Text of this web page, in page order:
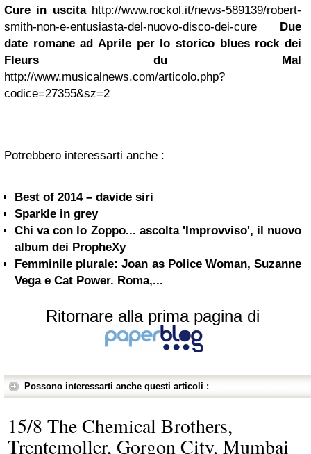
Cure in uscita http://www.rockol.it/news-589139/robert-
smith-non-e-entusiasta-del-nuovo-disco-dei-cure
Due
date romane ad Aprile per lo storico blues rock dei
Fleurs du Mal
http://www.musicalnews.com/articolo.php?
codice=27355&sz=2
Potrebbero interessarti anche :
Best of 2014 – davide siri
Sparkle in grey
Chi va con lo Zoppo... ascolta 'Improvviso', il nuovo
album dei PropheXy
Femminile plurale: Joan as Police Woman, Suzanne
Vega e Cat Power. Roma,...
Ritornare alla prima pagina di
Possono interessarti anche questi articoli :
15/8 The Chemical Brothers,
Trentemoller, Gorgon City, Mumbai